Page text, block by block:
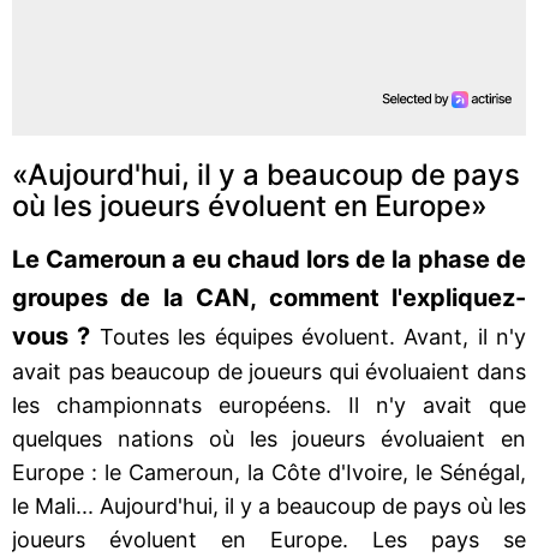
«Aujourd'hui, il y a beaucoup de pays
où les joueurs évoluent en Europe»
Le Cameroun a eu chaud lors de la phase de
groupes de la CAN, comment l'expliquez-
vous ? Toutes les équipes évoluent. Avant, il n'y
avait pas beaucoup de joueurs qui évoluaient dans
les championnats européens. Il n'y avait que
quelques nations où les joueurs évoluaient en
Europe : le Cameroun, la Côte d'Ivoire, le Sénégal,
le Mali... Aujourd'hui, il y a beaucoup de pays où les
joueurs évoluent en Europe. Les pays se